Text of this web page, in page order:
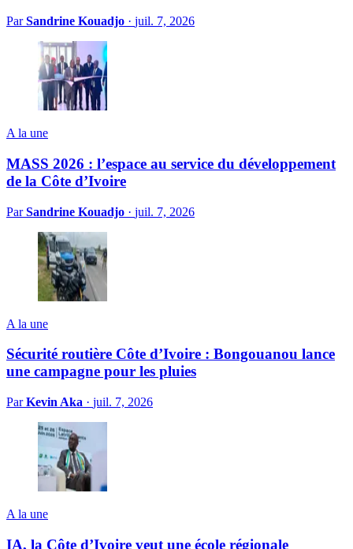
ParSandrine Kouadjo · juil. 7, 2026
A la une
MASS 2026 : l’espace au service du développement
de la Côte d’Ivoire
ParSandrine Kouadjo · juil. 7, 2026
A la une
Sécurité routière Côte d’Ivoire : Bongouanou lance
une campagne pour les pluies
ParKevin Aka · juil. 7, 2026
A la une
IA, la Côte d’Ivoire veut une école régionale